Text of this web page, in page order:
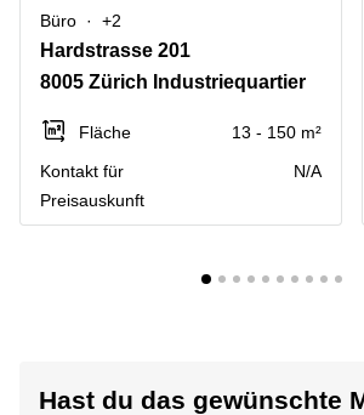
Büro +2
Hardstrasse 201
8005 Zürich Industriequartier
Fläche
13 - 150 m²
Kontakt für
Preisauskunft
N/A
Hast du das gewünschte